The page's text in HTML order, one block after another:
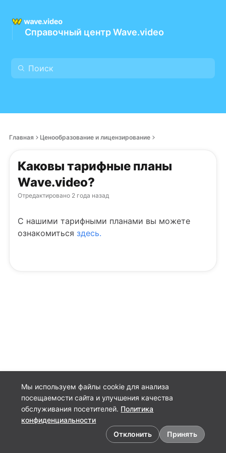
Справочный центр Wave.video
Мы используем файлы cookie для анализа
посещаемости сайта и улучшения качества
обслуживания посетителей. Политика
конфиденциальности
Отклонить
Принять
Главная Ценообразование и лицензирование
Каковы тарифные планы
Wave.video?
Отредактировано 2 года назад
С нашими тарифными планами вы можете
ознакомиться здесь.
Предпочтения в отношении файлов cookie